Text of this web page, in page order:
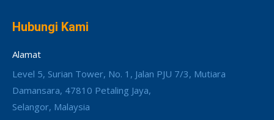
Hubungi Kami
Alamat
Level 5, Surian Tower, No. 1, Jalan PJU 7/3, Mutiara
Damansara, 47810 Petaling Jaya,
Selangor, Malaysia